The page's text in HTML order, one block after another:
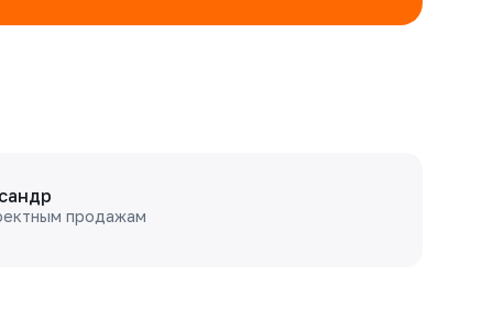
продажам